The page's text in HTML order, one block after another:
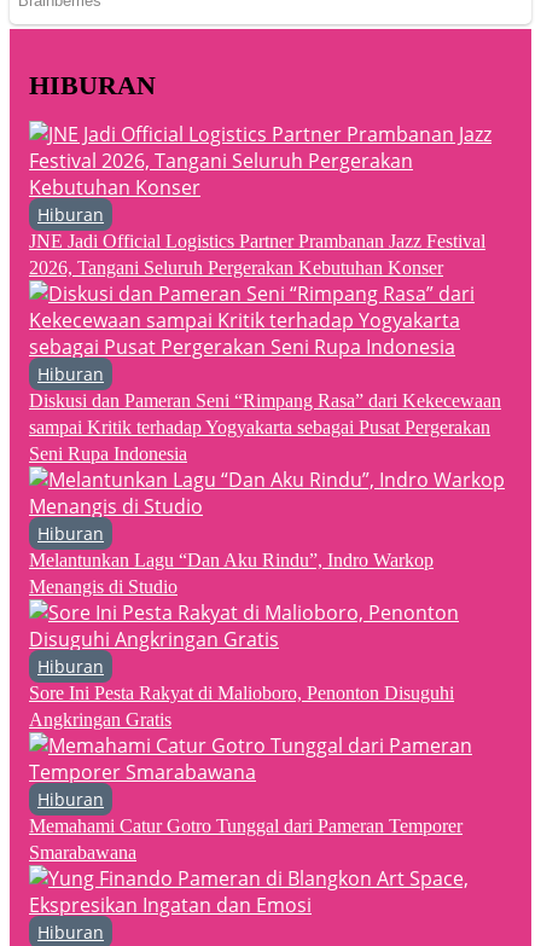
HIBURAN
Hiburan
JNE Jadi Official Logistics Partner Prambanan Jazz Festival
2026, Tangani Seluruh Pergerakan Kebutuhan Konser
Hiburan
Diskusi dan Pameran Seni “Rimpang Rasa” dari Kekecewaan
sampai Kritik terhadap Yogyakarta sebagai Pusat Pergerakan
Seni Rupa Indonesia
Hiburan
Melantunkan Lagu “Dan Aku Rindu”, Indro Warkop
Menangis di Studio
Hiburan
Sore Ini Pesta Rakyat di Malioboro, Penonton Disuguhi
Angkringan Gratis
Hiburan
Memahami Catur Gotro Tunggal dari Pameran Temporer
Smarabawana
Hiburan